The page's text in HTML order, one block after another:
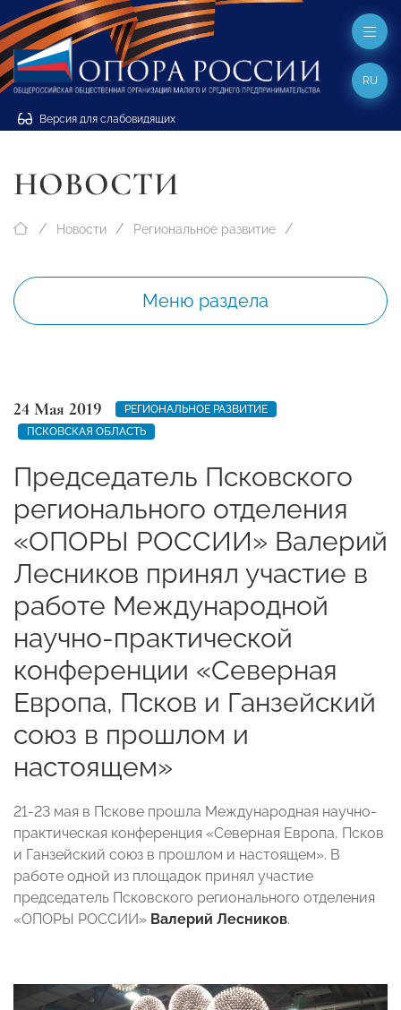
Версия для слабовидящих
RU
НОВОСТИ
Новости Региональное развитие
Меню раздела
24 Мая 2019
РЕГИОНАЛЬНОЕ РАЗВИТИЕ
ПСКОВСКАЯ ОБЛАСТЬ
Председатель Псковского
регионального отделения
«ОПОРЫ РОССИИ» Валерий
Лесников принял участие в
работе Международной
научно-практической
конференции «Северная
Европа, Псков и Ганзейский
союз в прошлом и
настоящем»
21-23 мая в Пскове прошла Международная научно-
практическая конференция «Северная Европа, Псков
и Ганзейский союз в прошлом и настоящем». В
работе одной из площадок принял участие
председатель Псковского регионального отделения
«ОПОРЫ РОССИИ» Валерий Лесников.